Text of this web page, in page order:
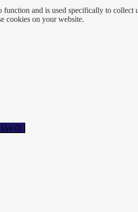
and is used specifically to collect
cookies on your website.
Üye Ol